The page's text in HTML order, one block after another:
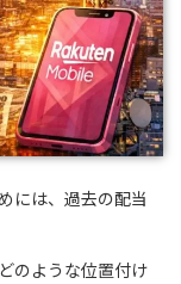
には、過去の配当
のような位置付け